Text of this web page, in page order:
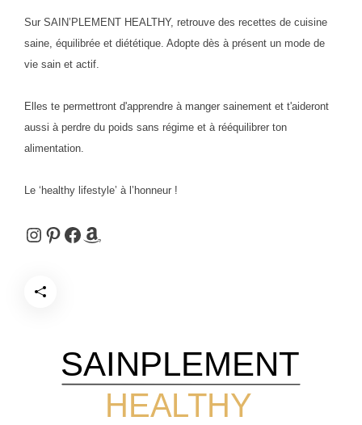
Sur SAIN’PLEMENT HEALTHY, retrouve des recettes de cuisine
saine, équilibrée et diététique. Adopte dès à présent un mode de
vie sain et actif.
Elles te permettront d'apprendre à manger sainement et t'aideront
aussi à perdre du poids sans régime et à rééquilibrer ton
alimentation.
Le ‘healthy lifestyle’ à l’honneur !
Instagram
Pinterest
Facebook
Amazon
HEALTHY
SAINPLEMENT